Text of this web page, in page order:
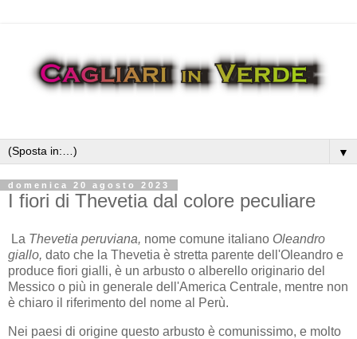
▼
domenica 20 agosto 2023
I fiori di Thevetia dal colore peculiare
La Thevetia peruviana, nome comune italiano Oleandro
giallo, dato che la Thevetia è stretta parente dell'Oleandro e
produce fiori gialli, è un arbusto o alberello originario del
Messico o più in generale dell'America Centrale, mentre non
è chiaro il riferimento del nome al Perù.
Nei paesi di origine questo arbusto è comunissimo, e molto